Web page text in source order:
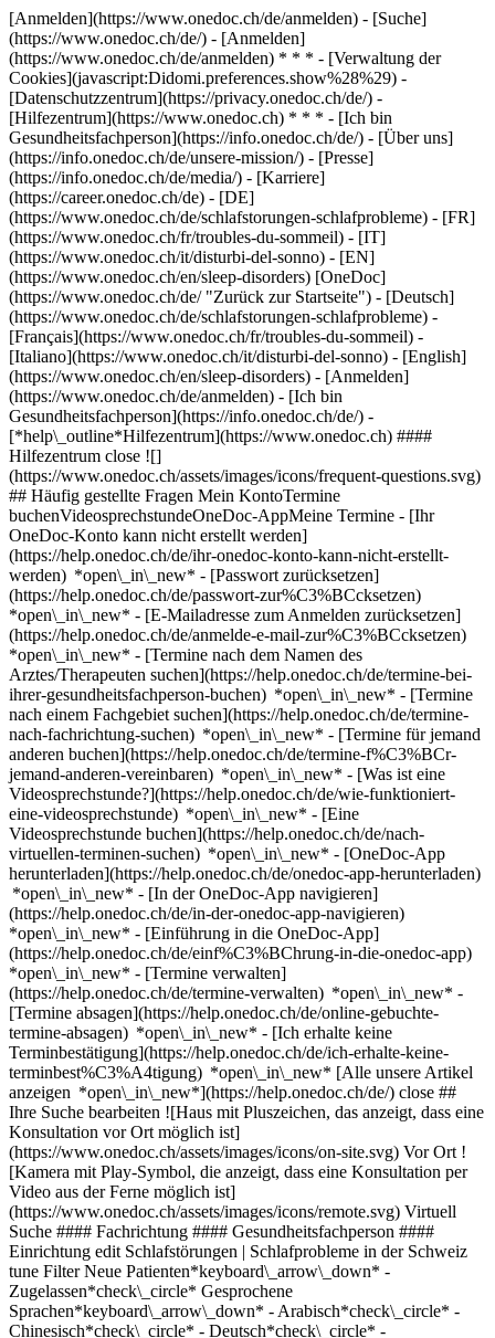
[Anmelden](https://www.onedoc.ch/de/anmelden) - [Suche]
(https://www.onedoc.ch/de/) - [Anmelden]
(https://www.onedoc.ch/de/anmelden) * * * - [Verwaltung der
Cookies](javascript:Didomi.preferences.show%28%29) -
[Datenschutzzentrum](https://privacy.onedoc.ch/de/) -
[Hilfezentrum](https://www.onedoc.ch) * * * - [Ich bin
Gesundheitsfachperson](https://info.onedoc.ch/de/) - [Über uns]
(https://info.onedoc.ch/de/unsere-mission/) - [Presse]
(https://info.onedoc.ch/de/media/) - [Karriere]
(https://career.onedoc.ch/de) - [DE]
(https://www.onedoc.ch/de/schlafstorungen-schlafprobleme) - [FR]
(https://www.onedoc.ch/fr/troubles-du-sommeil) - [IT]
(https://www.onedoc.ch/it/disturbi-del-sonno) - [EN]
(https://www.onedoc.ch/en/sleep-disorders) [OneDoc]
(https://www.onedoc.ch/de/ "Zurück zur Startseite") - [Deutsch]
(https://www.onedoc.ch/de/schlafstorungen-schlafprobleme) -
[Français](https://www.onedoc.ch/fr/troubles-du-sommeil) -
[Italiano](https://www.onedoc.ch/it/disturbi-del-sonno) - [English]
(https://www.onedoc.ch/en/sleep-disorders) - [Anmelden]
(https://www.onedoc.ch/de/anmelden) - [Ich bin
Gesundheitsfachperson](https://info.onedoc.ch/de/) -
[*help\_outline*Hilfezentrum](https://www.onedoc.ch) ####
Hilfezentrum close ![]
(https://www.onedoc.ch/assets/images/icons/frequent-questions.svg)
## Häufig gestellte Fragen Mein KontoTermine
buchenVideosprechstundeOneDoc-AppMeine Termine - [Ihr
OneDoc-Konto kann nicht erstellt werden]
(https://help.onedoc.ch/de/ihr-onedoc-konto-kann-nicht-erstellt-
werden) *open\_in\_new* - [Passwort zurücksetzen]
(https://help.onedoc.ch/de/passwort-zur%C3%BCcksetzen)
*open\_in\_new* - [E-Mailadresse zum Anmelden zurücksetzen]
(https://help.onedoc.ch/de/anmelde-e-mail-zur%C3%BCcksetzen)
*open\_in\_new* - [Termine nach dem Namen des
Arztes/Therapeuten suchen](https://help.onedoc.ch/de/termine-bei-
ihrer-gesundheitsfachperson-buchen) *open\_in\_new* - [Termine
nach einem Fachgebiet suchen](https://help.onedoc.ch/de/termine-
nach-fachrichtung-suchen) *open\_in\_new* - [Termine für jemand
anderen buchen](https://help.onedoc.ch/de/termine-f%C3%BCr-
jemand-anderen-vereinbaren) *open\_in\_new* - [Was ist eine
Videosprechstunde?](https://help.onedoc.ch/de/wie-funktioniert-
eine-videosprechstunde) *open\_in\_new* - [Eine
Videosprechstunde buchen](https://help.onedoc.ch/de/nach-
virtuellen-terminen-suchen) *open\_in\_new* - [OneDoc-App
herunterladen](https://help.onedoc.ch/de/onedoc-app-herunterladen)
*open\_in\_new* - [In der OneDoc-App navigieren]
(https://help.onedoc.ch/de/in-der-onedoc-app-navigieren)
*open\_in\_new* - [Einführung in die OneDoc-App]
(https://help.onedoc.ch/de/einf%C3%BChrung-in-die-onedoc-app)
*open\_in\_new* - [Termine verwalten](https://help.onedoc.ch/de/termine-verwalten) *open\_in\_new* - [Termine absagen](https://help.onedoc.ch/de/online-gebuchte-termine-absagen) *open\_in\_new* - [Ich erhalte keine Terminbestätigung](https://help.onedoc.ch/de/ich-erhalte-keine-terminbest%C3%A4tigung) *open\_in\_new* [Alle unsere Artikel anzeigen *open\_in\_new*](https://help.onedoc.ch/de/) close ## Ihre Suche bearbeiten ![Haus mit Pluszeichen, das anzeigt, dass eine Konsultation vor Ort möglich ist](https://www.onedoc.ch/assets/images/icons/on-site.svg) Vor Ort ![Kamera mit Play-Symbol, die anzeigt, dass eine Konsultation per Video aus der Ferne möglich ist](https://www.onedoc.ch/assets/images/icons/remote.svg) Virtuell Suche #### Fachrichtung #### Gesundheitsfachperson #### Einrichtung edit Schlafstörungen | Schlafprobleme in der Schweiz tune Filter Neue Patienten*keyboard\_arrow\_down* - Zugelassen*check\_circle* Gesprochene Sprachen*keyboard\_arrow\_down* - Arabisch*check\_circle* - Chinesisch*check\_circle* - Deutsch*check\_circle* - Englisch*check\_circle* - Französisch*check\_circle* - Griechisch*check\_circle* - Italienisch*check\_circle* - Kroatisch*check\_circle* - Litauisch*check\_circle* - Niederländisch*check\_circle* - Portugiesisch*check\_circle* - Russisch*check\_circle* - Serbisch*check\_circle* - Spanisch*check\_circle* - Tschechisch*check\_circle* - Ungarisch*check\_circle* - Vietnamesisch*check\_circle* Geschlecht*keyboard\_arrow\_down* - Weiblich*check\_circle* - Männlich*check\_circle* Netzwerk*keyboard\_arrow\_down* - Amavita*check\_circle* - Hirslanden*check\_circle* - Swiss Medical Network*check\_circle* - ASCA*check\_circle* - EMR*check\_circle* - doccare*check\_circle* - hapmed*check\_circle* - Medbase*check\_circle* - Réseau Delta*check\_circle* Verfügbarkeit*keyboard\_arrow\_down* - Heute*check\_circle* - In den nächsten 3 Tagen*check\_circle* - In den nächsten 7 Tagen*check\_circle* - In den nächsten 14 Tagen*check\_circle* # __Schlafstörungen | Schlafprobleme__ in der __Schweiz__: Buchen Sie heute Ihren Termin online [![Amavita Bern Storchengässchen, Apotheke in Bern](https://assets.onedoc.ch/images/entities/2275fccfcb10655546892ca192785952c4313eff02fe8d7830d1d45f3cf6505c-small.png "Amavita Bern Storchengässchen, Apotheke in Bern")](https://www.onedoc.ch/de/apotheke/bern/e8u1/amavita-bern-storchengasschen) ### [Amavita Bern Storchengässchen](https://www.onedoc.ch/de/apotheke/bern/e8u1/amavita-bern-storchengasschen) ![Abzeichen, das ein verifiziertes Profil kennzeichnet](https://www.onedoc.ch/assets/images/icons/checkmark.svg) Apotheke Storchengässchen 6 3011 Bern ![Patient mit Pluszeichen, der anzeigt, dass neue Patienten angenommen werden](https://www.onedoc.ch/assets/images/icons/new-patients.svg)Akzeptiert neue Patienten [Termin buchen](https://www.onedoc.ch/de/apotheke/bern/e8u1/amavita-bern-storchengasschen) *chevron\_left* Mi. 05 Aug. *chevron\_right* Mehr Termine anzeigen *error\_outline* Beim Laden der Verfügbarkeiten ist ein Fehler aufgetreten [Erneut versuchen](https://www.onedoc.ch) [![Pharmacie Sécheron, Apotheke in Genf](https://assets.onedoc.ch/images/entities/032de52ae0c298260696e3ba5b2e06c55c59b909da02810e381ec4fd63c92e7b-small.jpg "Pharmacie Sécheron, Apotheke in Genf")](https://www.onedoc.ch/de/apotheke/genf/ebdmd/pharmacie-secheron) ### [Pharmacie Sécheron](https://www.onedoc.ch/de/apotheke/genf/ebdmd/pharmacie-secheron) ![Abzeichen, das ein verifiziertes Profil kennzeichnet](https://www.onedoc.ch/assets/images/icons/checkmark.svg) Apotheke Rue de Lausanne 67B 1202 Genf ![Patient mit Pluszeichen, der anzeigt, dass neue Patienten angenommen werden](https://www.onedoc.ch/assets/images/icons/new-patients.svg)Akzeptiert neue Patienten [Termin buchen](https://www.onedoc.ch/de/apotheke/genf/ebdmd/pharmacie-secheron) *chevron\_left* Mi. 05 Aug. *chevron\_right* Mehr Termine anzeigen *error\_outline* Beim Laden der Verfügbarkeiten ist ein Fehler aufgetreten [Erneut versuchen](https://www.onedoc.ch) [![epigeniXzürich Alternative / Longevity, Medizinische Praxis in Zürich](https://assets.onedoc.ch/images/entities/2ec3fc11ef48d01d01eb1f7ecdf50d041e519c80f149b312b63d56d40deb0c92-small.png "epigeniXzürich Alternative / Longevity, Medizinische Praxis in Zürich")](https://www.onedoc.ch/de/medizinische-praxis/zurich/ebdmy/epigenixzurich-alternative-longevity) ### [epigeniXzürich Alternative / Longevity](https://www.onedoc.ch/de/medizinische-praxis/zurich/ebdmy/epigenixzurich-alternative-longevity) ![Abzeichen, das ein verifiziertes Profil kennzeichnet](https://www.onedoc.ch/assets/images/icons/checkmark.svg) Medizinische Praxis Seestrasse 160 8002 Zürich ![Patient mit Pluszeichen, der anzeigt, dass neue Patienten angenommen werden](https://www.onedoc.ch/assets/images/icons/new-patients.svg)Akzeptiert neue Patienten [Termin buchen](https://www.onedoc.ch/de/medizinische-praxis/zurich/ebdmy/epigenixzurich-alternative-longevity) *chevron\_left* Mi. 05 Aug. *chevron\_right* Mehr Termine anzeigen *error\_outline* Beim Laden der Verfügbarkeiten ist ein Fehler aufgetreten [Erneut versuchen](https://www.onedoc.ch) [![Dr. Jaber-Jamel Bensenane, Praktischer Arzt in Aigle](https://www.onedoc.ch/assets/images/male.png "Dr. Jaber-Jamel Bensenane, Praktischer Arzt in Aigle")](https://www.onedoc.ch/de/hausarzt-allgemeinmedizin/aigle/pc3fq/dr-jaber-jamel-bensenane) ### [Dr. Jaber-Jamel Bensenane](https://www.onedoc.ch/de/hausarzt-allgemeinmedizin/aigle/pc3fq/dr-jaber-jamel-bensenane) [Praktischer Arzt](https://www.onedoc.ch/de/hausarzt-allgemeinmedizin/aigle) Cabinet Dr Jaber-Jamel Bensenane Chemin de Pré Yonnet 29 1860 Aigle ![Dr. Jaber-Jamel Bensenane ist bei Réseau Delta angeschlossen](https://assets.onedoc.ch/images/networks/logos/bc7306ac026c686f85d463e96b3cb0053f7de03c9f7a5fae3aa7114a276838ea-small.png) ![Patient mit Pluszeichen, der anzeigt, dass neue Patienten angenommen werden](https://www.onedoc.ch/assets/images/icons/new-patients.svg)Akzeptiert neue Patienten [Termin buchen](https://www.onedoc.ch/de/hausarzt-allgemeinmedizin/aigle/pc3fq/dr-jaber-jamel-bensenane) Expertisen:[Schlafstörungen | Schlafprobleme](https://www.onedoc.ch/de/schlafstorungen-schlafprobleme/aigle), [Hausärztlicher Notfall](https://www.onedoc.ch/de/hausarztlicher-notfall/aigle), [Aktualisierung des Impfbuchs](https://www.onedoc.ch/de/aktualisierung-des-impfbuchs/aigle), [Screening auf Diabetes](https://www.onedoc.ch/de/screening-auf-diabetes/aigle), [Messung des Cholesterinspiegels | Blutfettwerte messen](https://www.onedoc.ch/de/messung-des-cholesterinspiegels-blutfettwerte-messen/aigle), [Arterielle Hypertonie](https://www.onedoc.ch/de/arterielle-hypertonie/aigle), [Adipositas](https://www.onedoc.ch/de/adipositas/aigle), [Asthma](https://www.onedoc.ch/de/asthma/aigle), [Urintest](https://www.onedoc.ch/de/urintest/aigle)Mehr anzeigen *chevron\_left* Mi. 05 Aug. *chevron\_right* Mehr Termine anzeigen *error\_outline* Beim Laden der Verfügbarkeiten ist ein Fehler aufgetreten [Erneut versuchen](https://www.onedoc.ch) Expertisen:[Schlafstörungen | Schlafprobleme](https://www.onedoc.ch/de/schlafstorungen-schlafprobleme/aigle), [Hausärztlicher Notfall](https://www.onedoc.ch/de/hausarztlicher-notfall/aigle), [Aktualisierung des Impfbuchs](https://www.onedoc.ch/de/aktualisierung-des-impfbuchs/aigle), [Screening auf Diabetes](https://www.onedoc.ch/de/screening-auf-diabetes/aigle), [Messung des Cholesterinspiegels | Blutfettwerte messen](https://www.onedoc.ch/de/messung-des-cholesterinspiegels-blutfettwerte-messen/aigle), [Arterielle Hypertonie](https://www.onedoc.ch/de/arterielle-hypertonie/aigle), [Adipositas](https://www.onedoc.ch/de/adipositas/aigle), [Asthma](https://www.onedoc.ch/de/asthma/aigle), [Urintest](https://www.onedoc.ch/de/urintest/aigle)Mehr anzeigen [![Herr Gang Dai, Spezialist für Traditionelle Chinesische Medizin (TCM) in Stäfa](https://assets.onedoc.ch/images/users/4b29196fefa256fbed615ca9abc88ff682cf2165578e3aa338d7710e250728dc-small.png "Herr Gang Dai, Spezialist für Traditionelle Chinesische Medizin (TCM) in Stäfa")](https://www.onedoc.ch/de/spezialist-fur-traditionelle-chinesische-medizin-tcm/stafa/pc4ou/gang-dai) ### [Herr Gang Dai](https://www.onedoc.ch/de/spezialist-fur-traditionelle-chinesische-medizin-tcm/stafa/pc4ou/gang-dai) ![Abzeichen, das ein verifiziertes Profil kennzeichnet](https://www.onedoc.ch/assets/images/icons/checkmark.svg) [Spezialist für Traditionelle Chinesische Medizin (TCM)](https://www.onedoc.ch/de/spezialist-fur-traditionelle-chinesische-medizin-tcm/stafa) [TCM Gesundheitspraxis / House of Harmony AG](https://www.onedoc.ch/de/praxis-fur-alternative-medizin/stafa/ebfk2/tcm-gesundheitspraxis-house-of-harmony-ag) Harmoniestrasse 9 8712 Stäfa ![Herr Gang Dai ist bei ASCA angeschlossen](https://assets.onedoc.ch/images/networks/logos/496d325fd4282f2f0a46197dd629fd16fcd2d324839e441a2a65aaa74df08a15-small.png)![Herr Gang Dai ist bei EMR angeschlossen](https://assets.onedoc.ch/images/networks/logos/a202aabd14cdddb5ff03205af2481fb805645ff903773c55a6c572d22f23762e-small.png) ![Patient mit Pluszeichen, der anzeigt, dass neue Patienten angenommen werden](https://www.onedoc.ch/assets/images/icons/new-patients.svg)Akzeptiert neue Patienten [Termin buchen](https://www.onedoc.ch/de/spezialist-fur-traditionelle-chinesische-medizin-tcm/stafa/pc4ou/gang-dai) Expertisen:[Schlafstörungen | Schlafprobleme](https://www.onedoc.ch/de/schlafstorungen-schlafprobleme/stafa), [Kopfschmerzen und Migräne](https://www.onedoc.ch/de/kopfschmerzen-und-migrane/stafa), [Burnout](https://www.onedoc.ch/de/burnout/stafa)Mehr anzeigen Expertisen:[Schlafstörungen | Schlafprobleme](https://www.onedoc.ch/de/schlafstorungen-schlafprobleme/stafa), [Kopfschmerzen und Migräne](https://www.onedoc.ch/de/kopfschmerzen-und-migrane/stafa), [Burnout](https://www.onedoc.ch/de/burnout/stafa)Mehr anzeigen [![Dipl. Ärztin Ivana Kral